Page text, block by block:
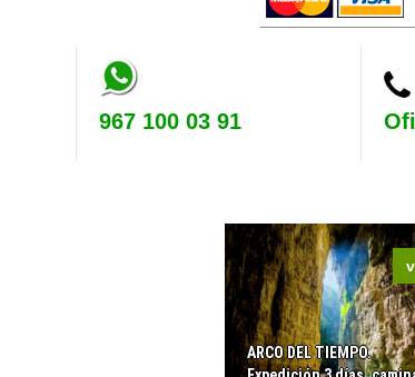
967 100 03 91
ARCO DEL TIEMPO.